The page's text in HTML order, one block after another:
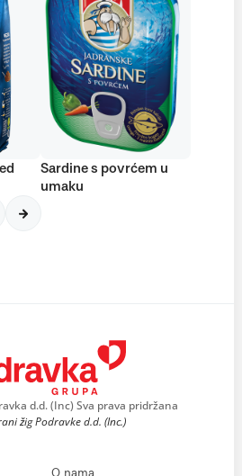
Sardine s povrćem u
umaku
d.d. (Inc) Sva prava pridržana
žig Podravke d.d. (Inc.)
O nama